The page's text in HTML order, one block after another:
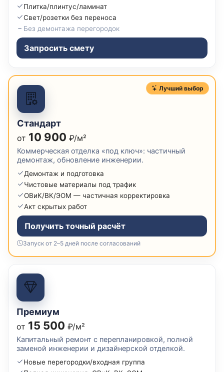
Плитка/плинтус/ламинат
Свет/розетки без переноса
Без демонтажа перегородок
Запросить смету
Лучший выбор
Стандарт
от 10 900 ₽/м²
Коммерческая отделка «под ключ»: частичный
демонтаж, обновление инженерии.
Демонтаж и подготовка
Чистовые материалы под трафик
ОВиК/ВК/ЭОМ — частичная корректировка
Акт скрытых работ
Получить точный расчёт
Запуск от 2–5 дней после согласований
Премиум
от 15 500 ₽/м²
Капитальный ремонт с перепланировкой, полной
заменой инженерии и дизайнерской отделкой.
Новые перегородки/входная группа